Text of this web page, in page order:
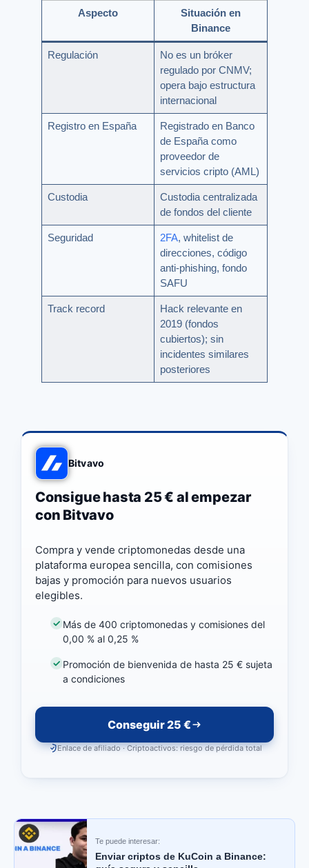
Aspecto
Situación en
Binance
Regulación
No es un bróker
regulado por CNMV;
opera bajo estructura
internacional
Registro en España
Registrado en Banco
de España como
proveedor de
servicios cripto (AML)
Custodia
Custodia centralizada
de fondos del cliente
Seguridad 2FA, whitelist de
direcciones, código
anti-phishing, fondo
SAFU
Track record
Hack relevante en
2019 (fondos
cubiertos); sin
incidentes similares
posteriores
Bitvavo
Consigue hasta 25 € al empezar
con Bitvavo
Compra y vende criptomonedas desde una
plataforma europea sencilla, con comisiones
bajas y promoción para nuevos usuarios
elegibles.
Más de 400 criptomonedas y comisiones del
0,00 % al 0,25 %
Promoción de bienvenida de hasta 25 € sujeta
a condiciones
Conseguir 25 €
Enlace de afiliado · Criptoactivos: riesgo de pérdida total
Te puede interesar:
Enviar criptos de KuCoin a Binance: